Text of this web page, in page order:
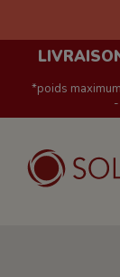
*poids